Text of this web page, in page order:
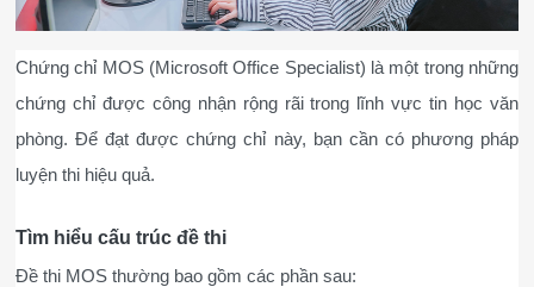
Chứng chỉ MOS (Microsoft Office Specialist) là một trong những
chứng chỉ được công nhận rộng rãi trong lĩnh vực tin học văn
phòng. Để đạt được chứng chỉ này, bạn cần có phương pháp
luyện thi hiệu quả.
Tìm hiểu cấu trúc đề thi
Đề thi MOS thường bao gồm các phần sau: